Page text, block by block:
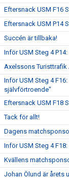
Eftersnack USM F16
Eftersnack USM P14
Succén är tillbaka!
Inför USM Steg 4
Axelssons
Inför USM Steg 4
självförtroende"
Eftersnack USM F18
Tack för allt!
Dagens
Inför USM Steg 4
Kvällens
Johan Ölund är årets